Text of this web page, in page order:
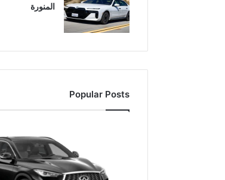
المنورة
Popular Posts